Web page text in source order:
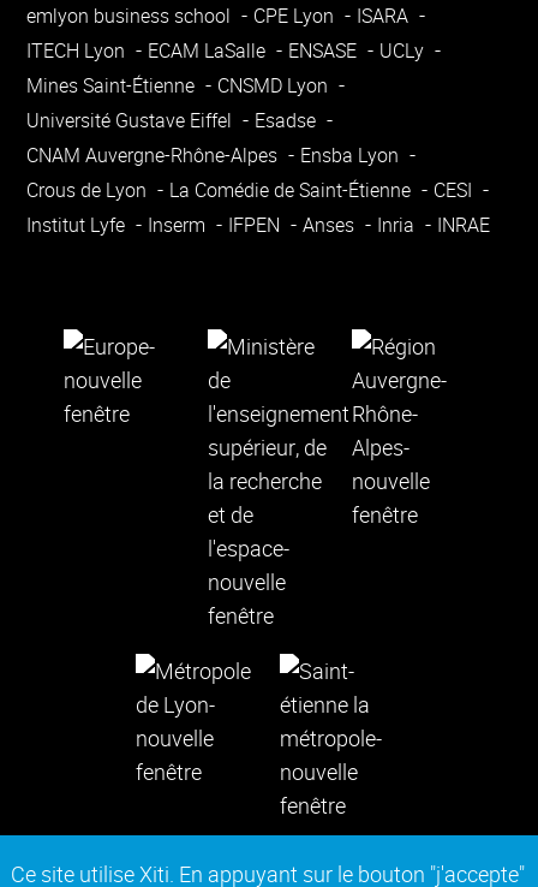
Ce site utilise Xiti. En appuyant sur le bouton "j'accepte"
emlyon business school
CPE Lyon
ISARA
ITECH Lyon
ECAM LaSalle ENSASE
UCLy
Mines Saint-Étienne
CNSMD Lyon
Université Gustave Eiffel
Esadse
CNAM Auvergne-Rhône-Alpes
Ensba Lyon
Crous de Lyon
La Comédie de Saint-Étienne
CESI
Institut Lyfe
Inserm IFPEN Anses Inria INRAE